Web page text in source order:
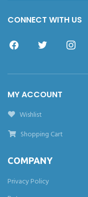
CONNECT WITH US
MY ACCOUNT
Wishlist
Shopping Cart
COMPANY
Privacy Policy